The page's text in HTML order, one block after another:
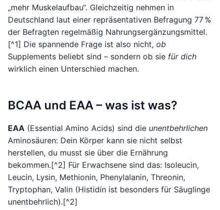
„mehr Muskelaufbau“. Gleichzeitig nehmen in
Deutschland laut einer repräsentativen Befragung 77 %
der Befragten regelmäßig Nahrungsergänzungsmittel.
[^1] Die spannende Frage ist also nicht, ob
Supplements beliebt sind – sondern ob sie für dich
wirklich einen Unterschied machen.
BCAA und EAA – was ist was?
EAA (Essential Amino Acids) sind die unentbehrlichen
Aminosäuren: Dein Körper kann sie nicht selbst
herstellen, du musst sie über die Ernährung
bekommen.[^2] Für Erwachsene sind das: Isoleucin,
Leucin, Lysin, Methionin, Phenylalanin, Threonin,
Tryptophan, Valin (Histidin ist besonders für Säuglinge
unentbehrlich).[^2]